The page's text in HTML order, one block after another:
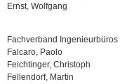
Ernst, Wolfgang
Fachverband Ingenieurbüros
Falcaro, Paolo
Feichtinger, Christoph
Fellendorf, Martin